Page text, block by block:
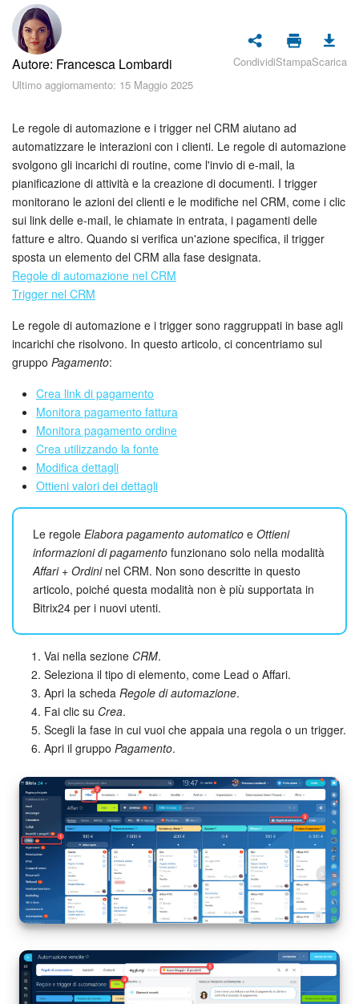
Piani e pagamento
Sicurezza in Bitrix24
Come iniziare?
CoPilot: IA in Bitrix24
Feed
Messenger
Collab
Calendario
Bitrix24 Drive
Webmail
Gruppi di lavoro
Incarichi e progetti
Progetti IA
Prenotazione online
Contact Center
Sales Center
Analisi CRM
Generatore BI
Bitrix24 Market
Siti e store
Online store
Dipendenti
Knowledge base
Firma elettronica
Firma elettronica per HR
Autore: Francesca Lombardi
Ultimo aggiornamento: 15 Maggio 2025
CondividiStampaScarica
Le regole di automazione e i trigger nel CRM aiutano ad
automatizzare le interazioni con i clienti. Le regole di automazione
svolgono gli incarichi di routine, come l'invio di e-mail, la
pianificazione di attività e la creazione di documenti. I trigger
monitorano le azioni dei clienti e le modifiche nel CRM, come i clic
sui link delle e-mail, le chiamate in entrata, i pagamenti delle
fatture e altro. Quando si verifica un'azione specifica, il trigger
sposta un elemento del CRM alla fase designata.
Regole di automazione nel CRM
Trigger nel CRM
Le regole di automazione e i trigger sono raggruppati in base agli
incarichi che risolvono. In questo articolo, ci concentriamo sul
gruppo Pagamento:
Crea link di pagamento
Monitora pagamento fattura
Monitora pagamento ordine
Crea utilizzando la fonte
Modifica dettagli
Ottieni valori dei dettagli
Le regole Elabora pagamento automatico e Ottieni
informazioni di pagamento funzionano solo nella modalità
Affari + Ordininel CRM. Non sono descritte in questo
articolo, poiché questa modalità non è più supportata in
Bitrix24 per i nuovi utenti.
Vai nella sezione CRM.
Seleziona il tipo di elemento, come Lead o Affari.
Apri la scheda Regole di automazione.
Fai clic su Crea.
Scegli la fase in cui vuoi che appaia una regola o un trigger.
Apri il gruppo Pagamento.